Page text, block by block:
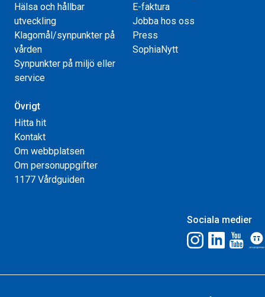
Hälsa och hållbar
utveckling
Klagomål/synpunkter på
vården
Synpunkter på miljö eller
service
E-faktura
Jobba hos oss
Press
SophiaNytt
Övrigt
Hitta hit
Kontakt
Om webbplatsen
Om personuppgifter
1177 Vårdguiden
Sociala medier